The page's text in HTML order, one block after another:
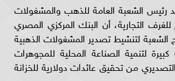
رئيس الشعبة العامة للذهب والمشغولات
للغرف التجارية، أن البنك المركزي المصري
الشعبة لتنشيط تصدير المشغولات الذهبية
لتنمية الصناعة المحلية للمجوهرات
من تحقيق عائدات دولارية للخزانة